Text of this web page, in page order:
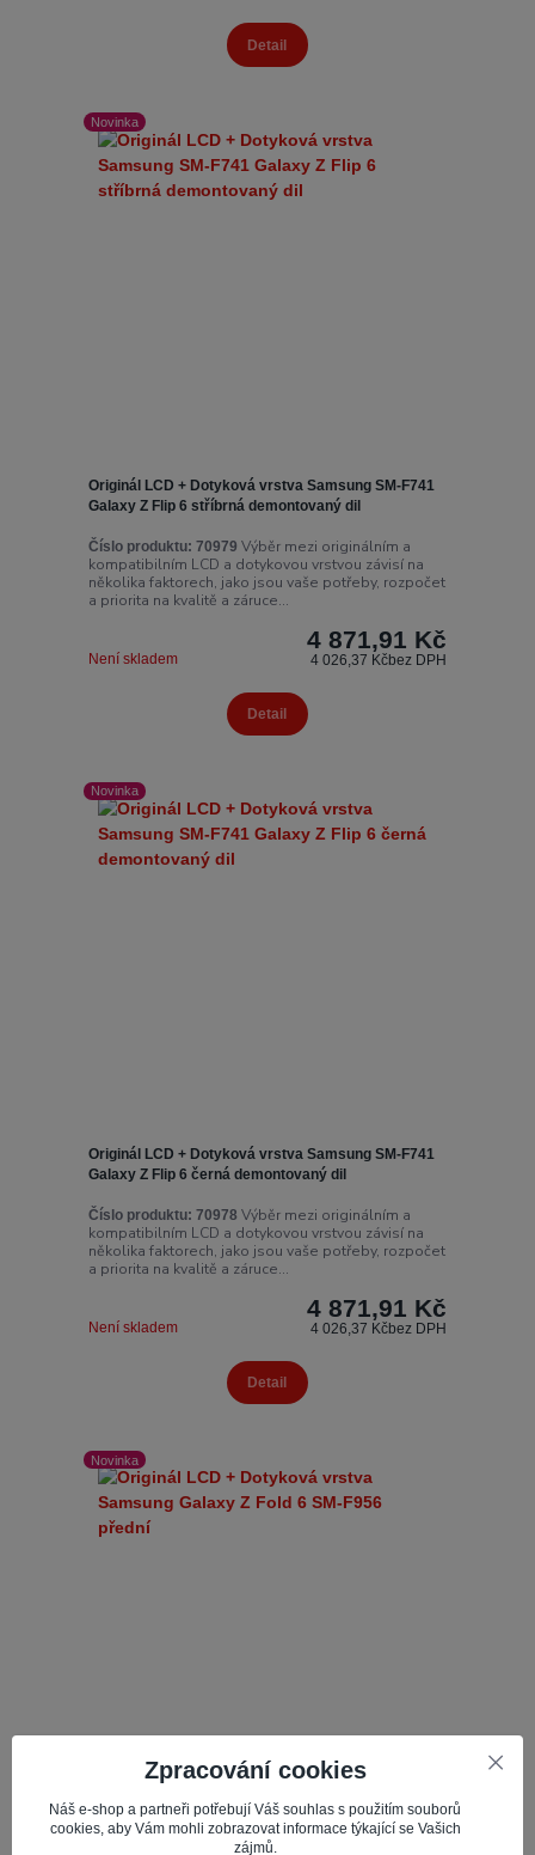
Detail
Novinka
Originál LCD + Dotyková vrstva Samsung SM-F741
Galaxy Z Flip 6 stříbrná demontovaný dil
Číslo produktu: 70979 Výběr mezi originálním a
kompatibilním LCD a dotykovou vrstvou závisí na
několika faktorech, jako jsou vaše potřeby, rozpočet
a priorita na kvalitě a záruce...
4 871,91 Kč
4 026,37 Kčbez DPH
Není skladem
Detail
Novinka
Originál LCD + Dotyková vrstva Samsung SM-F741
Galaxy Z Flip 6 černá demontovaný dil
Číslo produktu: 70978 Výběr mezi originálním a
kompatibilním LCD a dotykovou vrstvou závisí na
několika faktorech, jako jsou vaše potřeby, rozpočet
a priorita na kvalitě a záruce...
4 871,91 Kč
4 026,37 Kčbez DPH
Není skladem
Detail
Novinka
Originál LCD + Dotyková vrstva Samsung Galaxy Z
Fold 6 SM-F956 přední
Zpracování cookies
Náš e-shop a partneři potřebují Váš souhlas s použitím souborů
cookies, aby Vám mohli zobrazovat informace týkající se Vašich
zájmů.